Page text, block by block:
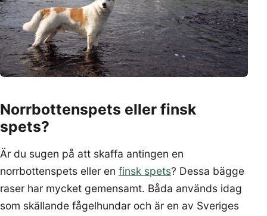
Norrbottenspets eller finsk
spets?
Är du sugen på att skaffa antingen en
norrbottenspets eller en finsk spets? Dessa bägge
raser har mycket gemensamt. Båda används idag
som skällande fågelhundar och är en av Sveriges